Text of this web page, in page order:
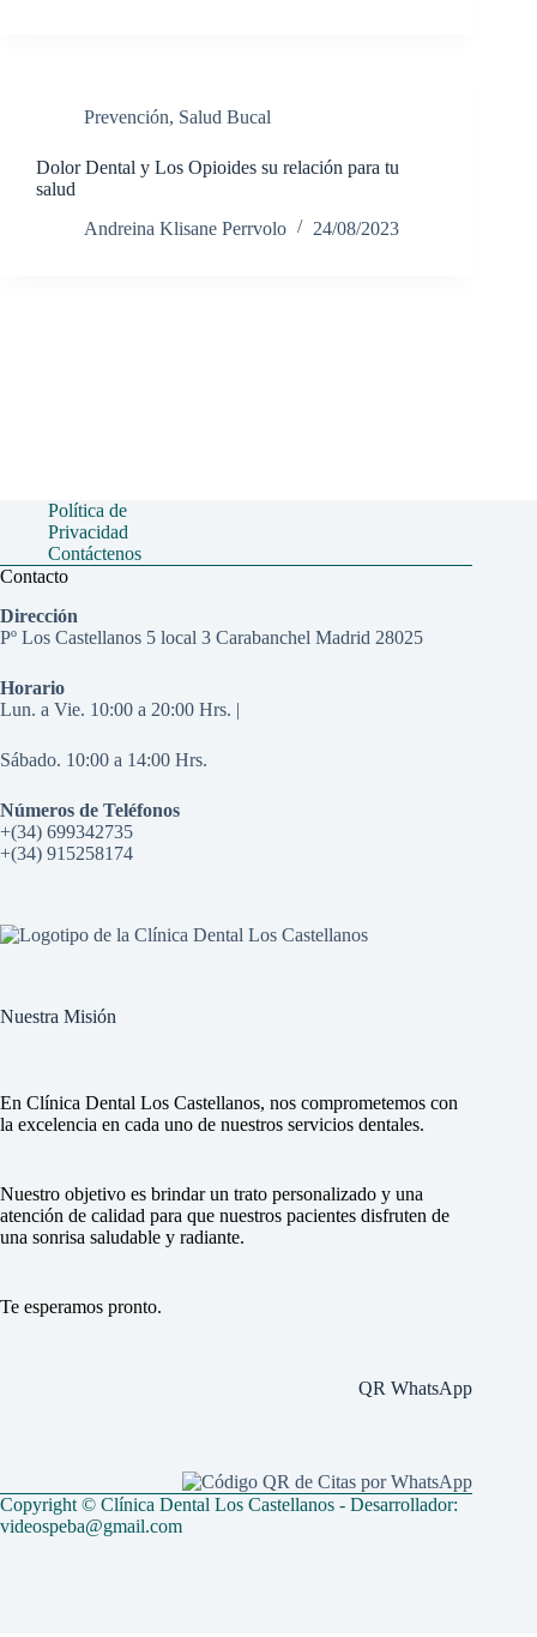
Prevención, Salud Bucal
Dolor Dental y Los Opioides su relación para tu
salud
Andreina Klisane Perrvolo
24/08/2023
Política de
Privacidad
Contáctenos
Contacto
Dirección
Pº Los Castellanos 5 local 3 Carabanchel Madrid 28025
Horario
Lun. a Vie. 10:00 a 20:00 Hrs. |
Sábado. 10:00 a 14:00 Hrs.
Números de Teléfonos
+(34) 699342735
+(34) 915258174
Nuestra Misión
En Clínica Dental Los Castellanos, nos comprometemos con
la excelencia en cada uno de nuestros servicios dentales.
Nuestro objetivo es brindar un trato personalizado y una
atención de calidad para que nuestros pacientes disfruten de
una sonrisa saludable y radiante.
Te esperamos pronto.
QR WhatsApp
Copyright © Clínica Dental Los Castellanos - Desarrollador:
videospeba@gmail.com